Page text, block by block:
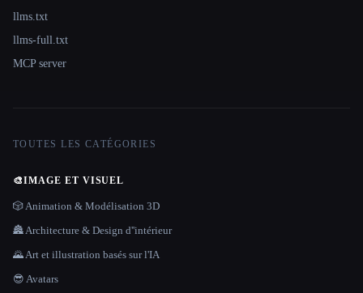
llms.txt
llms-full.txt
MCP server
TOUTES LES CATÉGORIES
🎨IMAGE ET VISUEL
🎲 Animation & Modélisation 3D
🏯 Architecture & Design d''intérieur
🌄 Art et illustration basés sur l'IA
😎 Avatars